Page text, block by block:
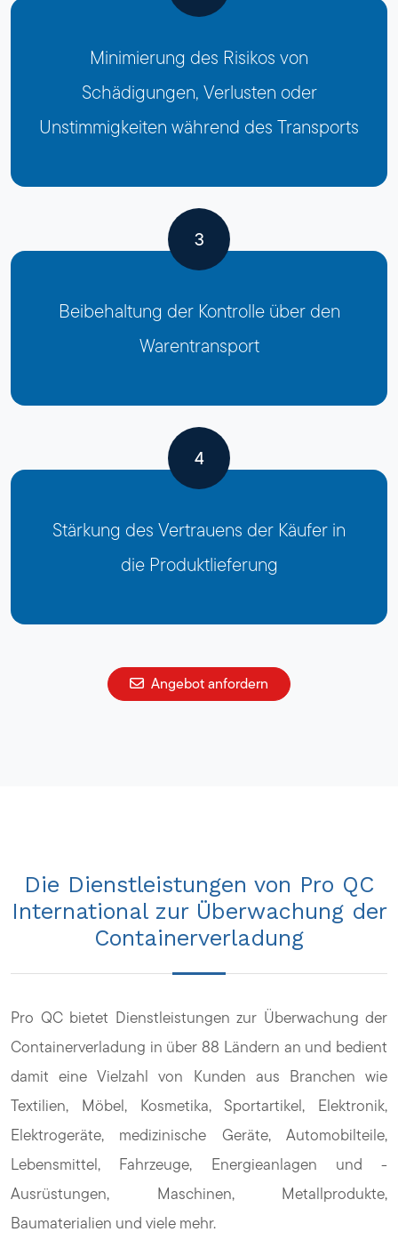
Minimierung des Risikos von
Schädigungen, Verlusten oder
Unstimmigkeiten während des Transports
3
Beibehaltung der Kontrolle über den
Warentransport
4
Stärkung des Vertrauens der Käufer in
die Produktlieferung
Angebot anfordern
Die Dienstleistungen von Pro QC
International zur Überwachung der
Containerverladung
Pro QC bietet Dienstleistungen zur Überwachung der
Containerverladung in über 88 Ländern an und bedient
damit eine Vielzahl von Kunden aus Branchen wie
Textilien, Möbel, Kosmetika, Sportartikel, Elektronik,
Elektrogeräte, medizinische Geräte, Automobilteile,
Lebensmittel, Fahrzeuge, Energieanlagen und -
Ausrüstungen, Maschinen, Metallprodukte,
Baumaterialien und viele mehr.